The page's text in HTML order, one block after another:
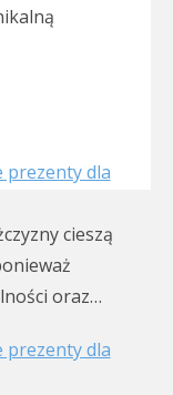
prezenty dla
cieszą
oraz…
prezenty dla